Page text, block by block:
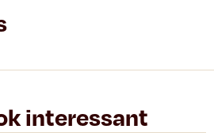
interessant